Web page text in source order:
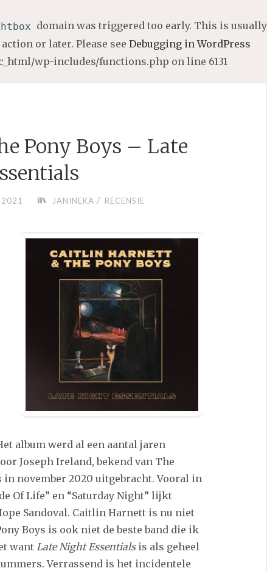
domain was triggered too early. This is usually
action or later. Please see Debugging in WordPress
wp-includes/functions.php on line 6131
Pony Boys – Late
2021 JANINEKA / RECENSIE
album werd al een aantal jaren
Joseph Ireland, bekend van The
november 2020 uitgebracht. Vooral in
Of Life” en “Saturday Night” lijkt
Sandoval. Caitlin Harnett is nu niet
Boys is ook niet de beste band die ik
want Late Night Essentialsis als geheel
Verrassend is het incidentele